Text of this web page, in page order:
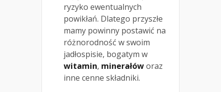
ryzyko ewentualnych
powikłań. Dlatego przyszłe
mamy powinny postawić na
różnorodność w swoim
jadłospisie, bogatym w
witamin, minerałóworaz
inne cenne składniki.